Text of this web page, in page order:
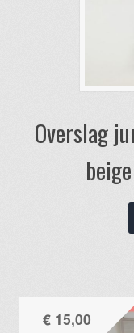
Overslag
€15,00